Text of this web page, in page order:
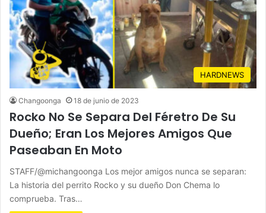
HARDNEWS
Changoonga 18 de junio de 2023
Rocko No Se Separa Del Féretro De Su
Dueño; Eran Los Mejores Amigos Que
Paseaban En Moto
STAFF/@michangoonga Los mejor amigos nunca se separan:
La historia del perrito Rocko y su dueño Don Chema lo
comprueba. Tras…